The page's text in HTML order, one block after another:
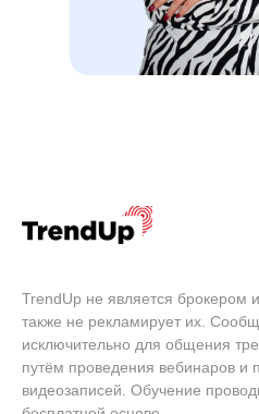
TrendUp не является брокером
также не рекламирует их.
исключительно для общения
путём проведения вебинаров и
видеозаписей. Обучение